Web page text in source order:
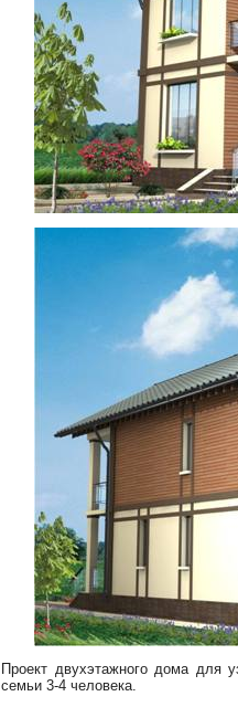
Проект двухэтажного дома для
семьи 3-4 человека.